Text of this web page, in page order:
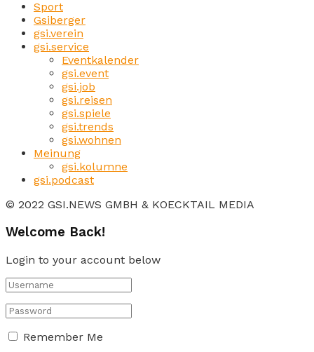
Sport
Gsiberger
gsi.verein
gsi.service
Eventkalender
gsi.event
gsi.job
gsi.reisen
gsi.spiele
gsi.trends
gsi.wohnen
Meinung
gsi.kolumne
gsi.podcast
© 2022 GSI.NEWS GMBH & KOECKTAIL MEDIA
Welcome Back!
Login to your account below
Remember Me